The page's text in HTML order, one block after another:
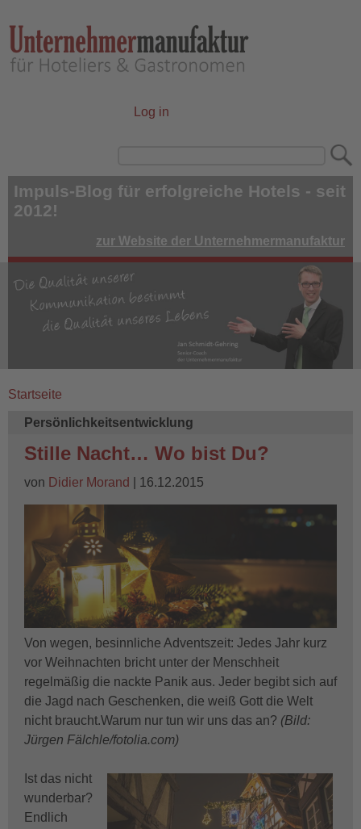
to
main
content
User
Log in
Impuls-Blog für erfolgreiche Hotels - seit
2012!
zur Website der Unternehmermanufaktur
Startseite
Persönlichkeitsentwicklung
Stille Nacht… Wo bist Du?
von Didier Morand | 16.12.2015
Von wegen, besinnliche Adventszeit: Jedes Jahr kurz
vor Weihnachten bricht unter der Menschheit
regelmäßig die nackte Panik aus. Jeder begibt sich auf
die Jagd nach Geschenken, die weiß Gott die Welt
nicht braucht.Warum nur tun wir uns das an? (Bild:
Jürgen Fälchle/fotolia.com)
Ist das nicht
wunderbar?
Endlich